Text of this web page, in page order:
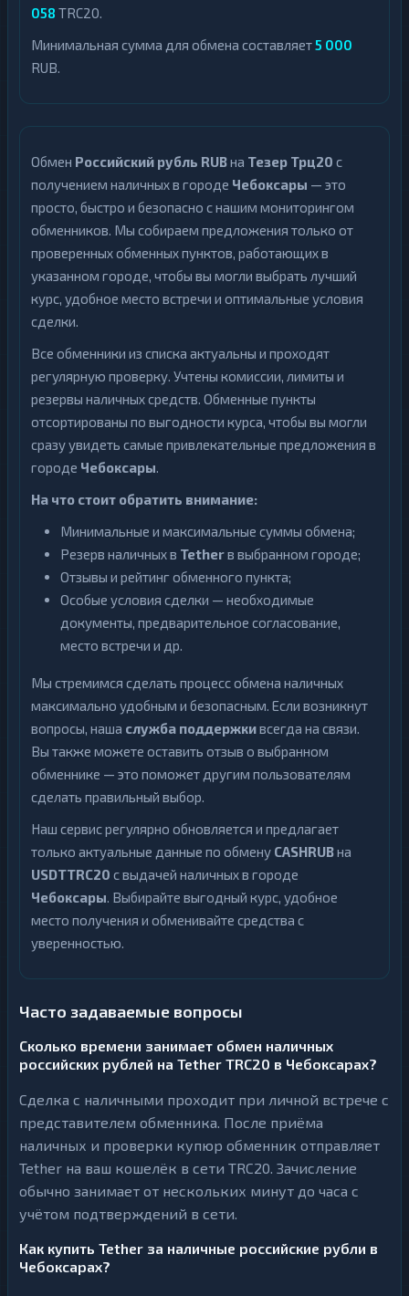
058 TRC20.
Минимальная сумма для обмена составляет5 000
RUB.
Обмен Российский рубль RUBна Тезер Трц20 с
получением наличных в городе Чебоксары — это
просто, быстро и безопасно с нашим мониторингом
обменников. Мы собираем предложения только от
проверенных обменных пунктов, работающих в
указанном городе, чтобы вы могли выбрать лучший
курс, удобное место встречи и оптимальные условия
сделки.
Все обменники из списка актуальны и проходят
регулярную проверку. Учтены комиссии, лимиты и
резервы наличных средств. Обменные пункты
отсортированы по выгодности курса, чтобы вы могли
сразу увидеть самые привлекательные предложения в
городе Чебоксары.
На что стоит обратить внимание:
Минимальные и максимальные суммы обмена;
Резерв наличных в Tetherв выбранном городе;
Отзывы и рейтинг обменного пункта;
Особые условия сделки — необходимые
документы, предварительное согласование,
место встречи и др.
Мы стремимся сделать процесс обмена наличных
максимально удобным и безопасным. Если возникнут
вопросы, наша служба поддержкивсегда на связи.
Вы также можете оставить отзыв о выбранном
обменнике — это поможет другим пользователям
сделать правильный выбор.
Наш сервис регулярно обновляется и предлагает
только актуальные данные по обмену CASHRUBна
USDTTRC20 с выдачей наличных в городе
Чебоксары. Выбирайте выгодный курс, удобное
место получения и обменивайте средства с
уверенностью.
Часто задаваемые вопросы
Сколько времени занимает обмен наличных
российских рублей на Tether TRC20 в Чебоксарах?
Сделка с наличными проходит при личной встрече с
представителем обменника. После приёма
наличных и проверки купюр обменник отправляет
Tether на ваш кошелёк в сети TRC20. Зачисление
обычно занимает от нескольких минут до часа с
учётом подтверждений в сети.
Как купить Tether за наличные российские рубли в
Чебоксарах?